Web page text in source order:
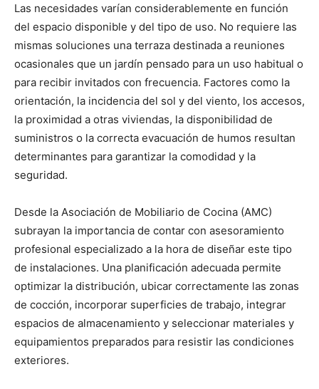
Las necesidades varían considerablemente en función
del espacio disponible y del tipo de uso. No requiere las
mismas soluciones una terraza destinada a reuniones
ocasionales que un jardín pensado para un uso habitual o
para recibir invitados con frecuencia. Factores como la
orientación, la incidencia del sol y del viento, los accesos,
la proximidad a otras viviendas, la disponibilidad de
suministros o la correcta evacuación de humos resultan
determinantes para garantizar la comodidad y la
seguridad.
Desde la Asociación de Mobiliario de Cocina (AMC)
subrayan la importancia de contar con asesoramiento
profesional especializado a la hora de diseñar este tipo
de instalaciones. Una planificación adecuada permite
optimizar la distribución, ubicar correctamente las zonas
de cocción, incorporar superficies de trabajo, integrar
espacios de almacenamiento y seleccionar materiales y
equipamientos preparados para resistir las condiciones
exteriores.